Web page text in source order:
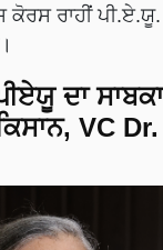
ਰਾਹੀਂ ਪੀ.ਏ.ਯੂ.
ਦਾ
VC